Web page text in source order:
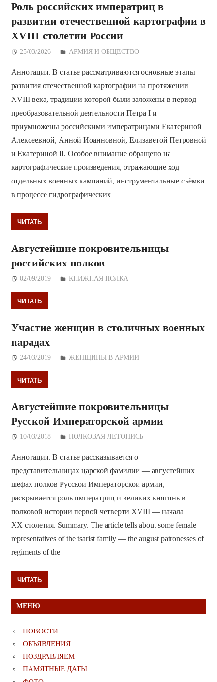
Роль российских императриц в
развитии отечественной картографии в
XVIII столетии России
25/03/2026 Дежурный по Редакции
АРМИЯ И ОБЩЕСТВО
Аннотация. В статье рассматриваются основные этапы
развития отечественной картографии на протяжении
XVIII века, традиции которой были заложены в период
преобразовательной деятельности Петра I и
приумножены российскими императрицами Екатериной
Алексеевной, Анной Иоанновной, Елизаветой Петровной
и Екатериной II. Особое внимание обращено на
картографические произведения, отражающие ход
отдельных военных кампаний, инструментальные съёмки
в процессе гидрографических
ЧИТАТЬ
Августейшие покровительницы
российских полков
02/09/2019 Дежурный по Редакции
КНИЖНАЯ ПОЛКА
ЧИТАТЬ
Участие женщин в столичных военных
парадах
24/03/2019 Дежурный по Редакции
ЖЕНЩИНЫ В АРМИИ
ЧИТАТЬ
Августейшие покровительницы
Русской Императорской армии
10/03/2018 Дежурный по Редакции
ПОЛКОВАЯ ЛЕТОПИСЬ
Аннотация. В статье рассказывается о
представительницах царской фамилии — августейших
шефах полков Русской Императорской армии,
раскрывается роль императриц и великих княгинь в
полковой истории первой четверти XVIII — начала
XX столетия. Summary. The article tells about some female
representatives of the tsarist family — the august patronesses of
regiments of the
ЧИТАТЬ
МЕНЮ
НОВОСТИ
ОБЪЯВЛЕНИЯ
ПОЗДРАВЛЯЕМ
ПАМЯТНЫЕ ДАТЫ